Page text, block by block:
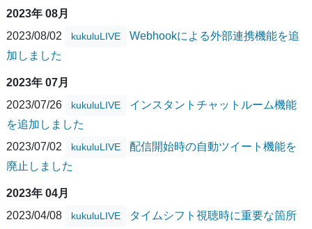
2023年 08月
2023/08/02
kukuluLIVE
Webhookによる外部連携機能を追
加しました
2023年 07月
2023/07/26
kukuluLIVE
インスタントチャットルーム機能
を追加しました
2023/07/02
kukuluLIVE
配信開始時の自動ツイート機能を
廃止しました
2023年 04月
2023/04/08
kukuluLIVE
タイムシフト視聴時に重要な箇所